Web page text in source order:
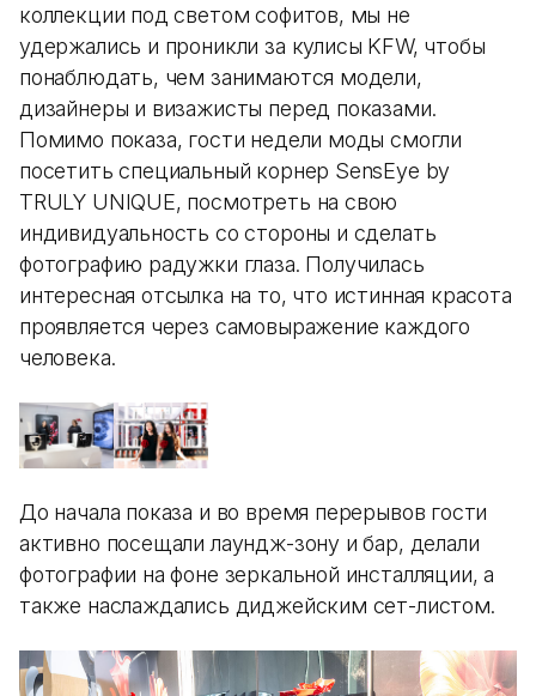
коллекции под светом софитов, мы не
удержались и проникли за кулисы KFW, чтобы
понаблюдать, чем занимаются модели,
дизайнеры и визажисты перед показами.
Помимо показа, гости недели моды смогли
посетить специальный корнер SensEye by
TRULY UNIQUE, посмотреть на свою
индивидуальность со стороны и сделать
фотографию радужки глаза. Получилась
интересная отсылка на то, что истинная красота
проявляется через самовыражение каждого
человека.
До начала показа и во время перерывов гости
активно посещали лаундж-зону и бар, делали
фотографии на фоне зеркальной инсталляции, а
также наслаждались диджейским сет-листом.